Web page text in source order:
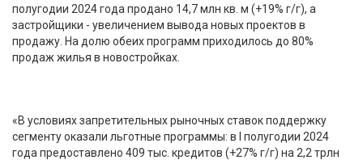
полугодии 2024 года продано 14,7 млн кв. м (+19% г/г), а
застройщики - увеличением вывода новых проектов в
продажу. На долю обеих программ приходилось до 80%
продаж жилья в новостройках.
«В условиях запретительных рыночных ставок поддержку
сегменту оказали льготные программы: в I полугодии 2024
года предоставлено 409 тыс. кредитов (+27% г/г) на 2,2 трлн